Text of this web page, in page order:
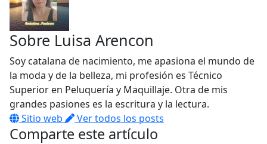
Sobre Luisa Arencon
Soy catalana de nacimiento, me apasiona el mundo de
la moda y de la belleza, mi profesión es Técnico
Superior en Peluquería y Maquillaje. Otra de mis
grandes pasiones es la escritura y la lectura.
Sitio web
Ver todos los posts
Comparte este artículo